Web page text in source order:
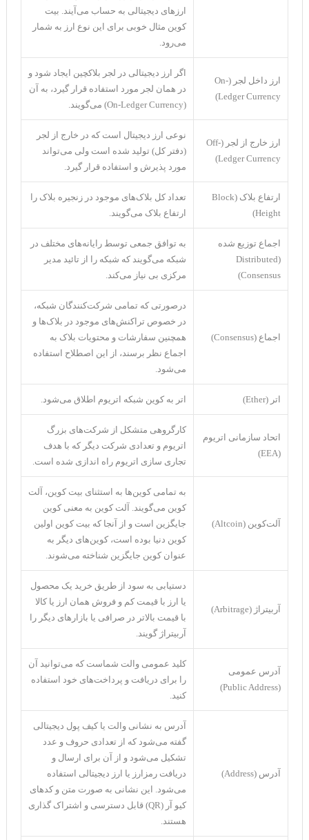
ارز‌های دیجیتالی به حساب می‌آیند. بیت
کوین مثال خوبی برای این نوع ارز به شمار
می‌رود.
ارز داخل لجر (On-
Ledger Currency)
اگر ارز دیجیتالی در لجر بلاکچین ایجاد شود و
در همان لجر مورد استفاده قرار گیرد، به آن
(On-Ledger Currency) می‌گویند.
ارز خارج از لجر (Off-
Ledger Currency)
نوعی ارز دیجیتال است که در خارج از لجر
(دفتر کل) تولید شده است ولی می‌تواند
مورد پذیرش و استفاده قرار گیرد.
ارتفاع بلاک (Block
Height)
تعداد کل بلاک‌های موجود در زنجیره بلاک را
ارتفاع بلاک می‌گویند.
اجماع توزیع شده
(Distributed
Consensus)
به توافق جمعی توسط رایانه‌های مختلف در
شبکه می‌گویند که شبکه را از تائید مدیر
مرکزی بی نیاز می‌کند.
اجماع (Consensus)
درصورتی که تمامی شرکت‌کنندگان شبکه،
در خصوص تراکنش‌های موجود در بلاک‌ها و
همچنین سفارشات و محتویات بلاک به
اجماع نظر برسند، از این اصطلاح استفاده
می‌شود.
اتر (Ether) اتر به کوین شبکه اتریوم اطلاق می‌شود.
اتحاد سازمانی اتریوم
(EEA)
کارگروهی متشکل از شرکت‌‌های بزرگ
اتریوم و تعدادی شرکت دیگر که با هدف
تجاری سازی اتریوم راه اندازی شده است.
آلت‌کوین (Altcoin)
به تمامی کوین‌ها به استثنای بیت کوین، آلت
کوین می‌گویند. آلت کوین به معنی کوین
جایگزین است و از آنجا که بیت کوین اولین
کوین دنیا بوده است، کوین‌های دیگر به
عنوان کوین جایگزین شناخته می‌شوند.
آربیتراژ (Arbitrage)
دستیابی به سود از طریق خرید یک محصول
یا ارز با قیمت کم و فروش همان ارز یا کالا
با قیمت بالاتر در صرافی یا بازار‌های دیگر را
آربیتراژ گویند.
آدرس عمومی
(Public Address)
کلید عمومی والت شماست که می‌توانید آن
را برای دریافت و پرداخت‌های خود استفاده
کنید.
آدرس (Address)
آدرس به نشانی والت یا کیف پول دیجیتالی
گفته می‌شود که از تعدادی حروف و عدد
تشکیل می‌شود و از آن برای ارسال و
دریافت رمزارز یا ارز دیجیتالی استفاده
می‌شود. این نشانی به صورت متن و کدهای
‌کیو آر (QR) قابل دسترسی و اشتراک گذاری
هستند.